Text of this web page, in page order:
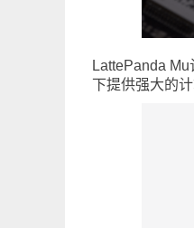
LattePanda
下提供强大的计